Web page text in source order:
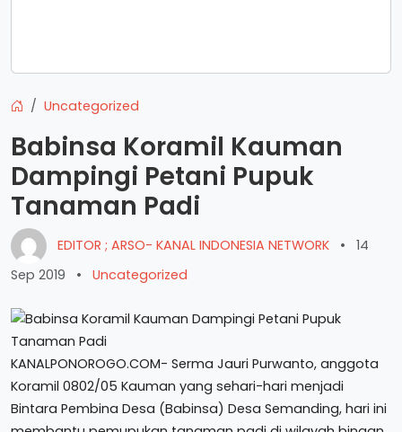
Uncategorized
Babinsa Koramil Kauman
Dampingi Petani Pupuk
Tanaman Padi
EDITOR ; ARSO- KANAL INDONESIA NETWORK •
14
Sep 2019
• Uncategorized
KANALPONOROGO.COM- Serma Jauri Purwanto, anggota
Koramil 0802/05 Kauman yang sehari-hari menjadi
Bintara Pembina Desa (Babinsa) Desa Semanding, hari ini